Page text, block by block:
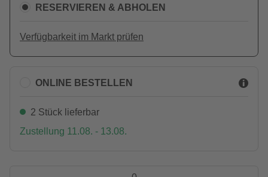
RESERVIEREN & ABHOLEN
Verfügbarkeit im Markt prüfen
ONLINE BESTELLEN
2 Stück lieferbar
Zustellung 11.08. - 13.08.